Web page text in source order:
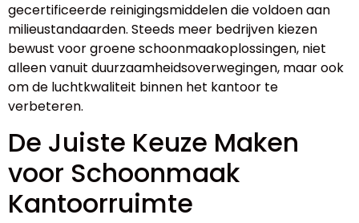
gecertificeerde reinigingsmiddelen die voldoen aan
milieustandaarden. Steeds meer bedrijven kiezen
bewust voor groene schoonmaakoplossingen, niet
alleen vanuit duurzaamheidsoverwegingen, maar ook
om de luchtkwaliteit binnen het kantoor te
verbeteren.
De Juiste Keuze Maken
voor Schoonmaak
Kantoorruimte